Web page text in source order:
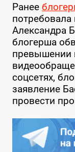
Ранее
Александра
блогерша
превышении
соцсетях,
заявление
провести